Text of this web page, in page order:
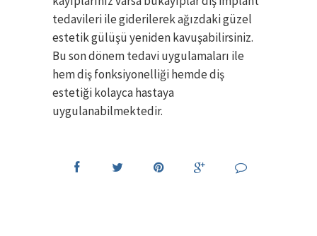
tedavileri ile giderilerek ağızdaki güzel
estetik gülüşü yeniden kavuşabilirsiniz.
Bu son dönem tedavi uygulamaları ile
hem diş fonksiyonelliği hemde diş
estetiği kolayca hastaya
uygulanabilmektedir.